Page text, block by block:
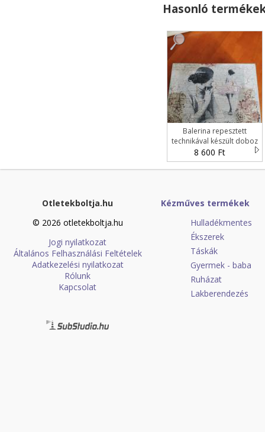
Hasonló
Balerina repesztett
technikával készült doboz
8 600 Ft
Otletekboltja.hu
© 2026 otletekboltja.hu
Jogi nyilatkozat
Általános Felhasználási Feltételek
Adatkezelési nyilatkozat
Rólunk
Kapcsolat
Kézműves termékek
Hulladékmentes
Ékszerek
Táskák
Gyermek - baba
Ruházat
Lakberendezés